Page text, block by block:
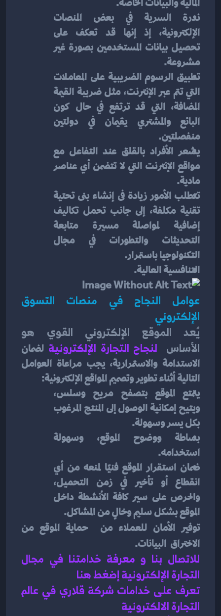
تحصيل بيانات المستخدمين بصورة غير
مشروعة.
التي تتم عبر الإنترنت، مثل ضريبة القيمة
منفصلتين.
يشعر الأفراد بالقلق عند التفاعل مع
مواقع الإنترنت التي لا تتضمن أي عناصر
مادية.
تتطلب الأمور زيادة فى إنشاء بنى تحتية
إضافية لمواصلة مسيرة متابعة
التكنولوجيا باستمرار.
التنافسية العالية.
الإلكتروني
الأساس لنجاح التجارة الإلكترونية
التالية أثناء تطوير وتصميم المواقع الإلكترونية:
بكل يسر وسهولة.
بساطة ووضوح الموقع، وسهولة
استخدامه.
الموقع بشكل سليم وخالٍ من المشاكل.
توفير الأمان للعملاء من
الاختراق البيانات.
التجارة الإلكترونية إضغط هنا
التجارة الالكترونية